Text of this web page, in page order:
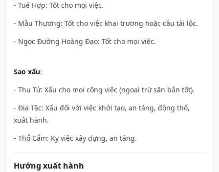
- Tuế Hợp: Tốt cho mọi việc.
- Mẫu Thương: Tốt cho việc khai trương hoặc cầu tài lộc.
- Ngọc Đường Hoàng Đạo: Tốt cho mọi việc.
Sao xấu:
- Thụ Tử: Xấu cho mọi công việc (ngoại trừ săn bắn tốt).
- Địa Tặc: Xấu đối với việc khởi tạo, an táng, động thổ,
xuất hành.
- Thổ Cẩm: Kỵ việc xây dựng, an táng.
Hướng xuất hành